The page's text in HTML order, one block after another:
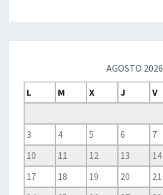
AGOSTO 2026
L
M X J V
3
4 5 6 7
10
11 12 13 14
17
18 19 20 21